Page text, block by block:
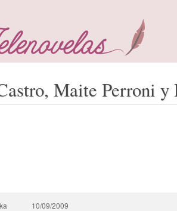
Maite Perroni y
10/09/2009